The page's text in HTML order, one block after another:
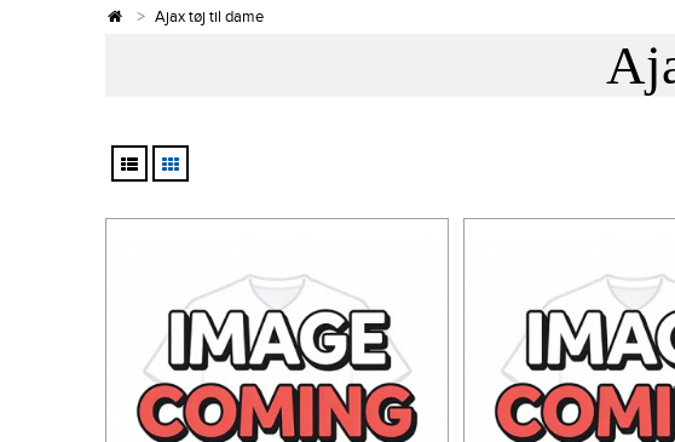
Ajax tøj til dame